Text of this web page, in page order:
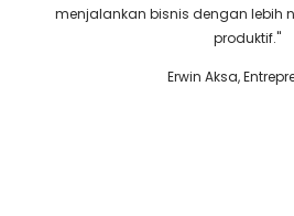
menjalankan bisnis dengan lebih
produktif."
Erwin Aksa,